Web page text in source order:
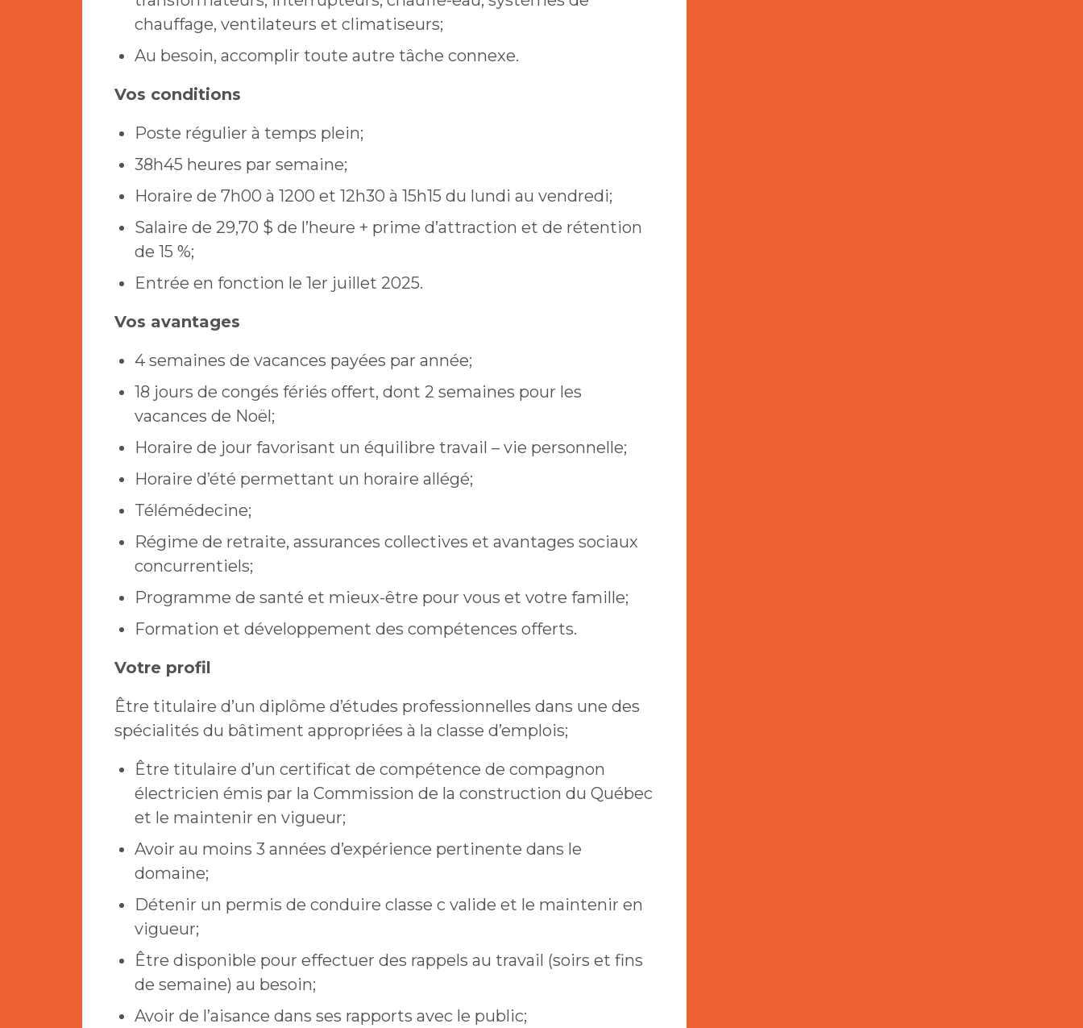
chauffage, ventilateurs et climatiseurs;
Au besoin, accomplir toute autre tâche connexe.
Vos conditions
Poste régulier à temps plein;
38h45 heures par semaine;
Horaire de 7h00 à 1200 et 12h30 à 15h15 du lundi au vendredi;
Salaire de 29,70 $ de l’heure + prime d’attraction et de rétention
de 15 %;
Entrée en fonction le 1er juillet 2025.
Vos avantages
4 semaines de vacances payées par année;
18 jours de congés fériés offert, dont 2 semaines pour les
vacances de Noël;
Horaire de jour favorisant un équilibre travail – vie personnelle;
Horaire d’été permettant un horaire allégé;
Télémédecine;
Régime de retraite, assurances collectives et avantages sociaux
concurrentiels;
Programme de santé et mieux-être pour vous et votre famille;
Formation et développement des compétences offerts.
Votre profil
Être titulaire d’un diplôme d’études professionnelles dans une des
spécialités du bâtiment appropriées à la classe d’emplois;
Être titulaire d’un certificat de compétence de compagnon
électricien émis par la Commission de la construction du Québec
et le maintenir en vigueur;
Avoir au moins 3 années d’expérience pertinente dans le
domaine;
Détenir un permis de conduire classe c valide et le maintenir en
vigueur;
Être disponible pour effectuer des rappels au travail (soirs et fins
de semaine) au besoin;
Avoir de l’aisance dans ses rapports avec le public;